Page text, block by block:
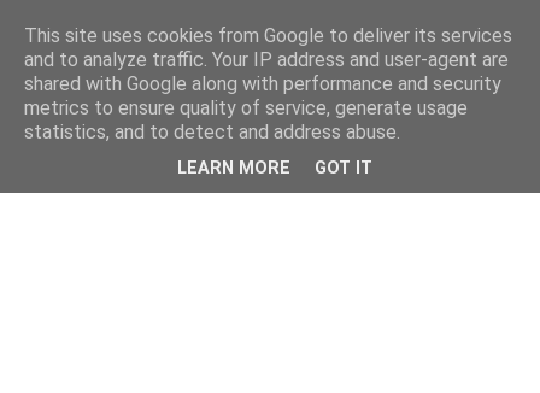
This site uses cookies from Google to deliver its services
and to analyze traffic. Your IP address and user-agent are
shared with Google along with performance and security
metrics to ensure quality of service, generate usage
statistics, and to detect and address abuse.
LEARN MORE GOT IT